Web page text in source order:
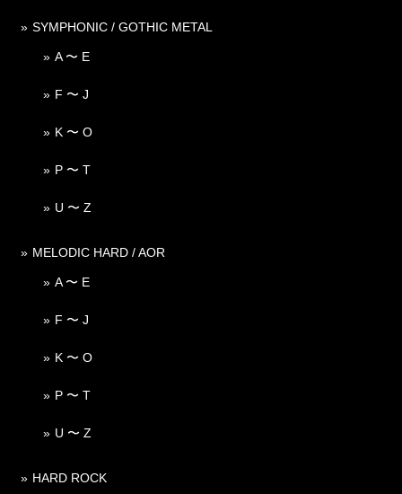
SYMPHONIC / GOTHIC METAL
A 〜 E
F 〜 J
K 〜 O
P 〜 T
U 〜 Z
MELODIC HARD / AOR
A 〜 E
F 〜 J
K 〜 O
P 〜 T
U 〜 Z
HARD ROCK